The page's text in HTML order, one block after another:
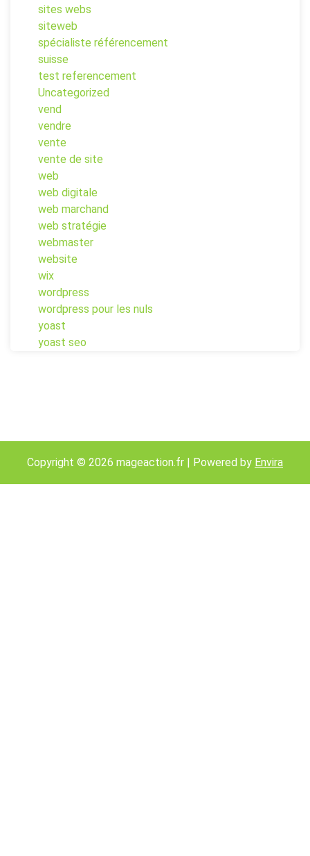
sites webs
siteweb
spécialiste référencement
suisse
test referencement
Uncategorized
vend
vendre
vente
vente de site
web
web digitale
web marchand
web stratégie
webmaster
website
wix
wordpress
wordpress pour les nuls
yoast
yoast seo
Copyright © 2026 mageaction.fr | Powered by Envira